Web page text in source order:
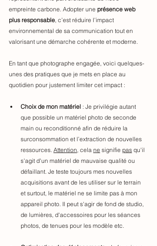
empreinte carbone. Adopter une présence web
plus responsable, c’est réduire l’impact
environnemental de sa communication tout en
valorisant une démarche cohérente et moderne.
En tant que photographe engagée, voici quelques-
unes des pratiques que je mets en place au
quotidien pour justement limiter cet impact :
Choix de mon matériel : Je privilégie autant
que possible un matériel photo de seconde
main ou reconditionné afin de réduire la
surconsommation et l’extraction de nouvelles
ressources. Attention, cela ne signifie pas qu'il
s'agit d'un matériel de mauvaise qualité ou
défaillant. Je teste toujours mes nouvelles
acquisitions avant de les utiliser sur le terrain
et surtout, le matériel ne se limite pas à mon
appareil photo. Il peut s'agir de fond de studio,
de lumières, d'accessoires pour les séances
photos, de tenues pour les modèle etc.